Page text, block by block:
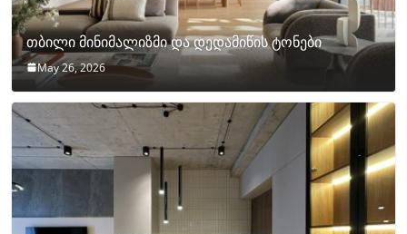
თბილი მინიმალიზმი და დედამიწის ტონები
May 26, 2026